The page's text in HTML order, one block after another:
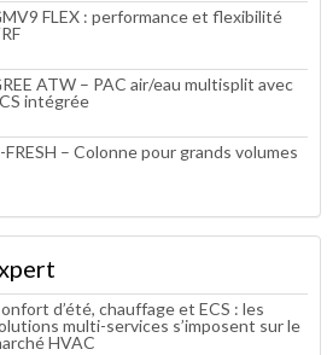
FLEX : performance et flexibilité
ATW – PAC air/eau multisplit avec
intégrée
FRESH – Colonne pour grands volumes
d’été, chauffage et ECS : les
multi-services s’imposent sur le
HVAC